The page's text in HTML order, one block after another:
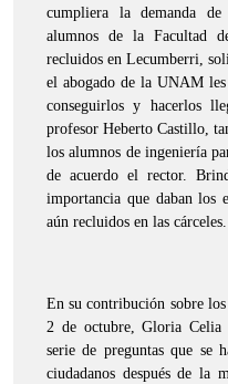
cumpliera la demanda
alumnos de la Facultad
recluidos en Lecumberri,
el abogado de la UNAM
conseguirlos y hacerlos
profesor Heberto Castillo,
los alumnos de ingeniería
de acuerdo el rector.
importancia que daban los
aún recluidos en las cárceles.
En su contribución sobre
2 de octubre, Gloria Celia
serie de preguntas que se
ciudadanos después de la